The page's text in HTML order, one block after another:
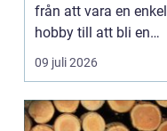
från att vara en enkel
hobby till att bli en
egen liten ...
09 juli 2026